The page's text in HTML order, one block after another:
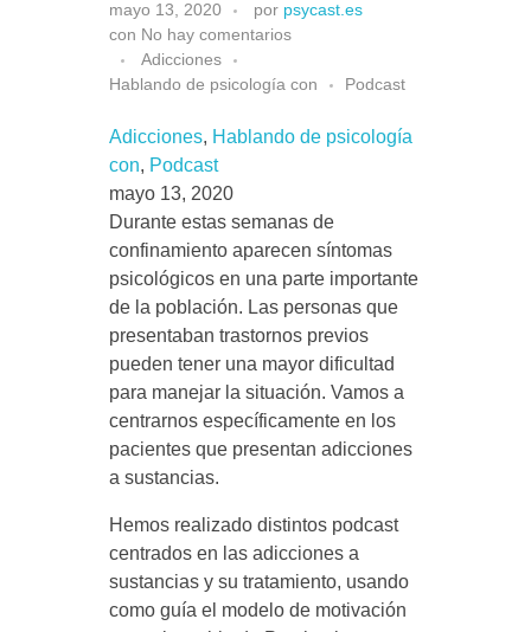
a
p
í
t
u
l
o
1
–
mayo 13, 2020 por psycast.es
con No hay comentarios
Adicciones
Hablando de psicología con
Podcast
Adicciones, Hablando de psicología
con, Podcast
mayo 13, 2020
Durante estas semanas de
confinamiento aparecen síntomas
psicológicos en una parte importante
de la población. Las personas que
presentaban trastornos previos
pueden tener una mayor dificultad
para manejar la situación. Vamos a
centrarnos específicamente en los
pacientes que presentan adicciones
a sustancias.
Hemos realizado distintos podcast
centrados en las adicciones a
sustancias y su tratamiento, usando
como guía el modelo de motivación